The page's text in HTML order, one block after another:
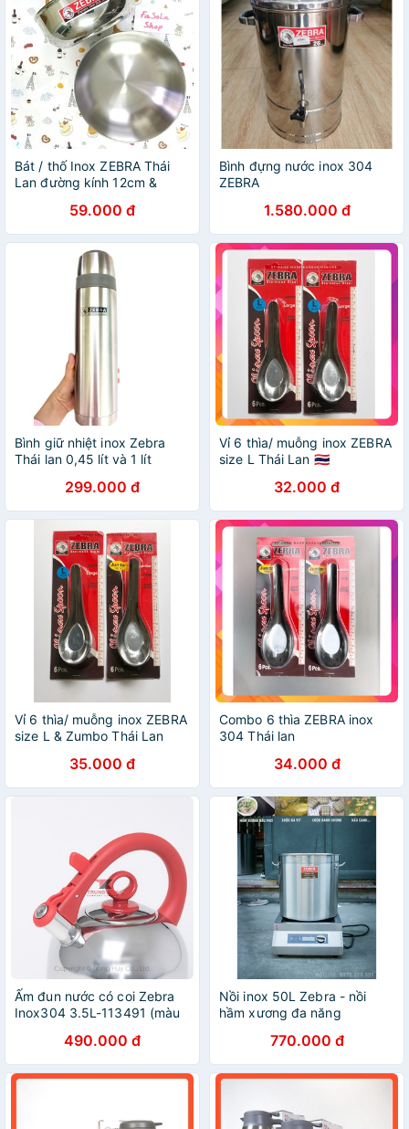
Bát / thố Inox ZEBRA Thái
Lan đường kính 12cm &
59.000 đ
Bình đựng nước inox 304
ZEBRA
1.580.000 đ
Bình giữ nhiệt inox Zebra
Thái lan 0,45 lít và 1 lít
299.000 đ
Vỉ 6 thìa/ muỗng inox ZEBRA
size L Thái Lan 🇹🇭
32.000 đ
Vỉ 6 thìa/ muỗng inox ZEBRA
size L & Zumbo Thái Lan
35.000 đ
Combo 6 thìa ZEBRA inox
304 Thái lan
34.000 đ
Ấm đun nước có coi Zebra
Inox304 3.5L-113491 (màu
490.000 đ
Nồi inox 50L Zebra - nồi
hầm xương đa năng
770.000 đ